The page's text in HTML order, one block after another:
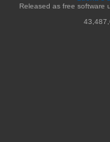
Released as free software